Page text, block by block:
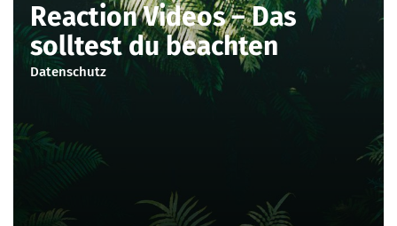
Reaction Videos – Das
solltest du beachten
Datenschutz